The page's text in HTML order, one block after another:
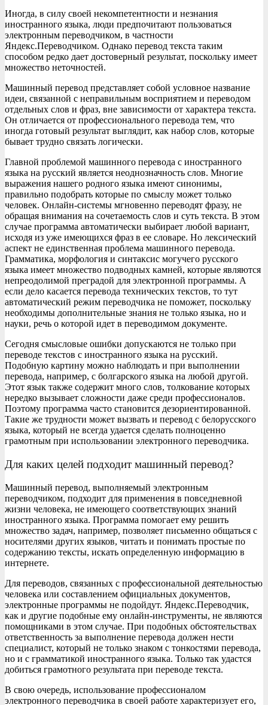
Иногда, в силу своей некомпетентности и незнания
иностранного языка, люди предпочитают пользоваться
электронным переводчиком, в частности
Яндекс.Переводчиком. Однако перевод текста таким
способом редко дает достоверный результат, поскольку имеет
множество неточностей.
Машинный перевод представляет собой условное название
идеи, связанной с неправильным восприятием и переводом
отдельных слов и фраз, вне зависимости от характера текста.
Он отличается от профессионального перевода тем, что
иногда готовый результат выглядит, как набор слов, которые
бывает трудно связать логически.
Главной проблемой машинного перевода с иностранного
языка на русский является неоднозначность слов. Многие
выражения нашего родного языка имеют синонимы,
правильно подобрать которые по смыслу может только
человек. Онлайн-системы мгновенно переводят фразу, не
обращая внимания на сочетаемость слов и суть текста. В этом
случае программа автоматически выбирает любой вариант,
исходя из уже имеющихся фраз в ее словаре. Но лексический
аспект не единственная проблема машинного перевода.
Грамматика, морфология и синтаксис могучего русского
языка имеет множество подводных камней, которые являются
непреодолимой преградой для электронной программы. А
если дело касается перевода технических текстов, то тут
автоматический режим переводчика не поможет, поскольку
необходимы дополнительные знания не только языка, но и
науки, речь о которой идет в переводимом документе.
Сегодня смысловые ошибки допускаются не только при
переводе текстов с иностранного языка на русский.
Подобную картину можно наблюдать и при выполнении
перевода, например, с болгарского языка на любой другой.
Этот язык также содержит много слов, толкование которых
нередко вызывает сложности даже среди профессионалов.
Поэтому программа часто становится дезориентированной.
Такие же трудности может вызвать и перевод с белорусского
языка, который не всегда удается сделать полноценно
грамотным при использовании электронного переводчика.
Для каких целей подходит машинный перевод?
Машинный перевод, выполняемый электронным
переводчиком, подходит для применения в повседневной
жизни человека, не имеющего соответствующих знаний
иностранного языка. Программа помогает ему решить
множество задач, например, позволяет письменно общаться с
носителями других языков, читать и понимать простые по
содержанию тексты, искать определенную информацию в
интернете.
Для переводов, связанных с профессиональной деятельностью
человека или составлением официальных документов,
электронные программы не подойдут. Яндекс.Переводчик,
как и другие подобные ему онлайн-инструменты, не являются
помощниками в этом случае. При подобных обстоятельствах
ответственность за выполнение перевода должен нести
специалист, который не только знаком с тонкостями перевода,
но и с грамматикой иностранного языка. Только так удастся
добиться грамотного результата при переводе текста.
В свою очередь, использование профессионалом
электронного переводчика в своей работе характеризует его,